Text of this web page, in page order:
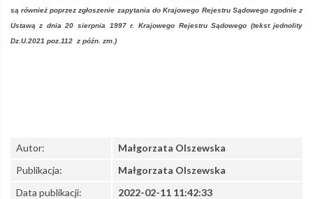
są również poprzez zgłoszenie zapytania do Krajowego Rejestru Sądowego zgodnie z
Ustawą z dnia 20 sierpnia 1997 r. Krajowego Rejestru Sądowego (tekst jednolity
Dz.U.2021 poz.112 z późn. zm.)
Autor: Małgorzata Olszewska
Publikacja:
Małgorzata Olszewska
Data publikacji:
2022-02-11 11:42:33